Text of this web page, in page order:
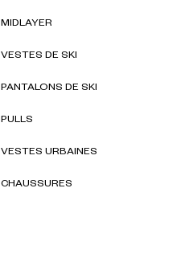
MIDLAYER
VESTES DE SKI
PANTALONS DE SKI
PULLS
VESTES URBAINES
CHAUSSURES